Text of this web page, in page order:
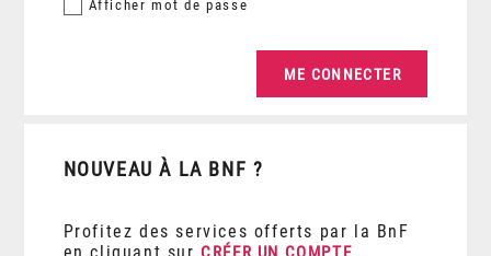
Afficher mot de passe
NOUVEAU À LA BNF ?
Profitez des services offerts par la BnF